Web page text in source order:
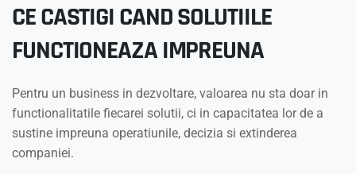
CE CASTIGI CAND SOLUTIILE
FUNCTIONEAZA IMPREUNA
Pentru un business in dezvoltare, valoarea nu sta doar in
functionalitatile fiecarei solutii, ci in capacitatea lor de a
sustine impreuna operatiunile, decizia si extinderea
companiei.